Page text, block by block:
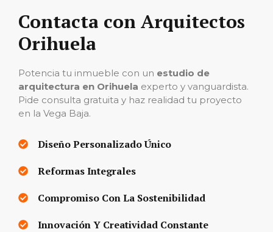
Contacta con Arquitectos
Orihuela
Potencia tu inmueble con un estudio de
arquitectura en Orihuela experto y vanguardista.
Pide consulta gratuita y haz realidad tu proyecto
en la Vega Baja.
Diseño Personalizado Único
Reformas Integrales
Compromiso Con La Sostenibilidad
Innovación Y Creatividad Constante